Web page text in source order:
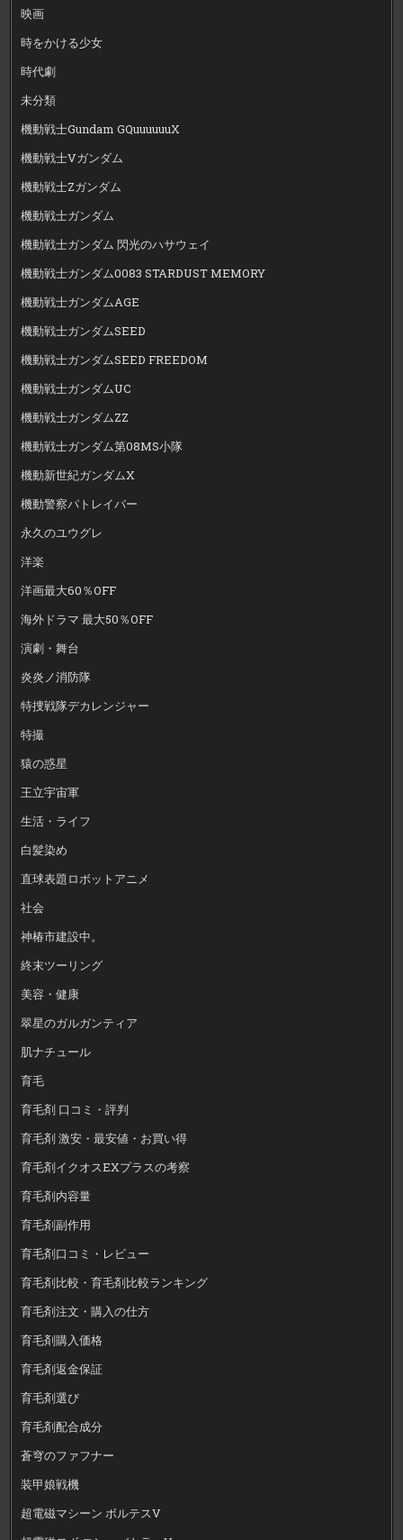
映画
時をかける少女
時代劇
未分類
機動戦士Gundam GQuuuuuuX
機動戦士Vガンダム
機動戦士Zガンダム
機動戦士ガンダム
機動戦士ガンダム 閃光のハサウェイ
機動戦士ガンダム0083 STARDUST MEMORY
機動戦士ガンダムAGE
機動戦士ガンダムSEED
機動戦士ガンダムSEED FREEDOM
機動戦士ガンダムUC
機動戦士ガンダムZZ
機動戦士ガンダム第08MS小隊
機動新世紀ガンダムX
機動警察パトレイバー
永久のユウグレ
洋楽
洋画最大60％OFF
海外ドラマ 最大50％OFF
演劇・舞台
炎炎ノ消防隊
特捜戦隊デカレンジャー
特撮
猿の惑星
王立宇宙軍
生活・ライフ
白髪染め
直球表題ロボットアニメ
社会
神椿市建設中。
終末ツーリング
美容・健康
翠星のガルガンティア
肌ナチュール
育毛
育毛剤 口コミ・評判
育毛剤 激安・最安値・お買い得
育毛剤イクオスEXプラスの考察
育毛剤内容量
育毛剤副作用
育毛剤口コミ・レビュー
育毛剤比較・育毛剤比較ランキング
育毛剤注文・購入の仕方
育毛剤購入価格
育毛剤返金保証
育毛剤選び
育毛剤配合成分
蒼穹のファフナー
装甲娘戦機
超電磁マシーン ボルテスV